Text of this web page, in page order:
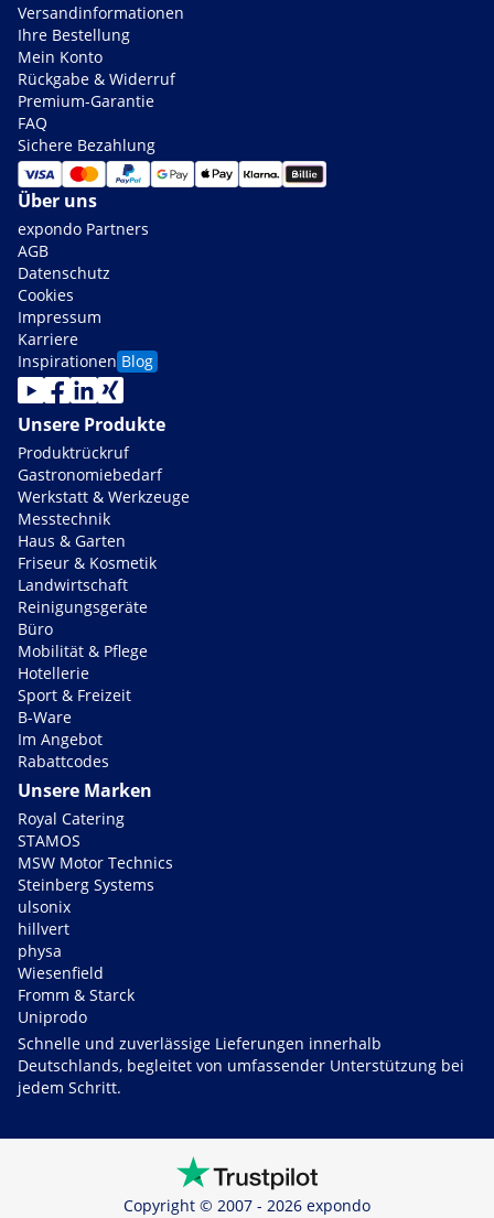
Versandinformationen
Ihre Bestellung
Mein Konto
Rückgabe & Widerruf
Premium-Garantie
FAQ
Sichere Bezahlung
Über uns
expondo Partners
AGB
Datenschutz
Cookies
Impressum
Karriere
Inspirationen Blog
Unsere Produkte
Produktrückruf
Gastronomiebedarf
Werkstatt & Werkzeuge
Messtechnik
Haus & Garten
Friseur & Kosmetik
Landwirtschaft
Reinigungsgeräte
Büro
Mobilität & Pflege
Hotellerie
Sport & Freizeit
B-Ware
Im Angebot
Rabattcodes
Unsere Marken
Royal Catering
STAMOS
MSW Motor Technics
Steinberg Systems
ulsonix
hillvert
physa
Wiesenfield
Fromm & Starck
Uniprodo
Schnelle und zuverlässige Lieferungen innerhalb
Deutschlands, begleitet von umfassender Unterstützung bei
jedem Schritt.
Copyright © 2007 - 2026 expondo